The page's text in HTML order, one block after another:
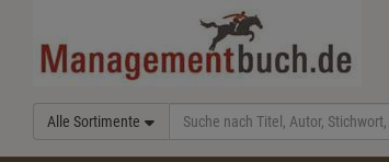
Alle Sortimente